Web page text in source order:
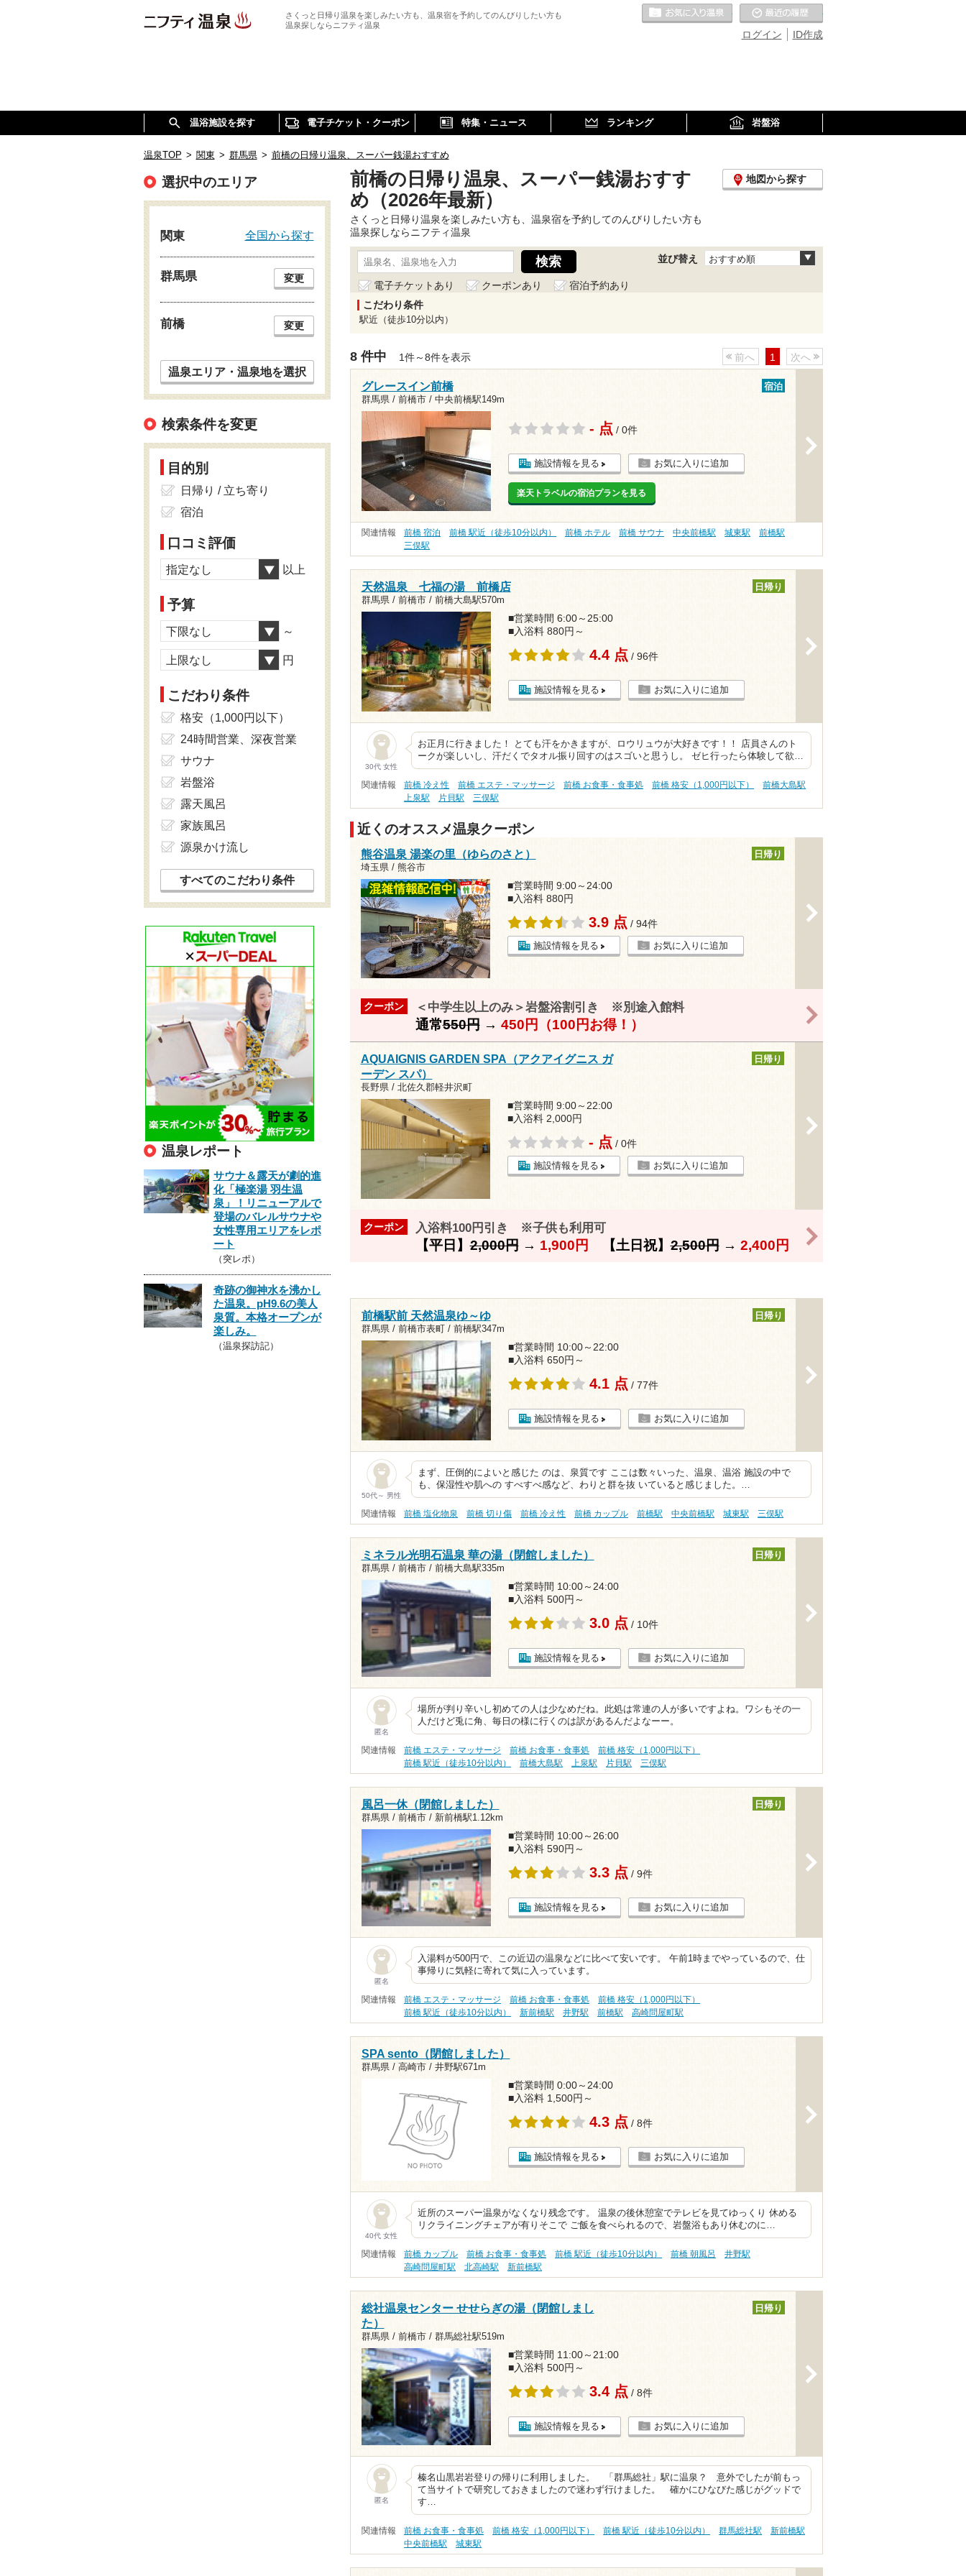
さくっと日帰り温泉を楽しみたい方も、温泉宿を予約してのんびりしたい方も
温泉探しならニフティ温泉
ID作成
ログイン
お気に入りの温泉
温浴施設を探す 電子チケット・クーポン 特集・ニュース ランキング 岩盤浴
温泉TOP > 関東 > 群馬県 > 前橋の日帰り温泉、スーパー銭湯おすすめ
前橋の日帰り温泉、スーパー銭湯おすす
め（2026年最新）
地図から探す
さくっと日帰り温泉を楽しみたい方も、温泉宿を予約してのんびりしたい方も
温泉探しならニフティ温泉
並び替え おすすめ順
電子チケットあり クーポンあり
宿泊予約あり
こだわり条件
駅近（徒歩10分以内）
8 件中 1件～8件を表示 前へ 1 次へ
グレースイン前橋
群馬県 / 前橋市 / 中央前橋駅149m
宿泊
- 点 / 0件
施設情報を見る お気に入りに追加
楽天トラベルの宿泊プランを見る
関連情報 前橋 宿泊 前橋 駅近（徒歩10分以内） 前橋 ホテル 前橋 サウナ 中央前橋駅 城東駅
前橋駅
三俣駅
天然温泉 七福の湯 前橋店
群馬県 / 前橋市 / 前橋大島駅570m
日帰り
■営業時間 6:00～25:00
■入浴料 880円～
4.4 点 / 96件
施設情報を見る お気に入りに追加
30代 女性
お正月に行きました！ とても汗をかきますが、ロウリュウが大好きです！！ 店員さんのト
ークが楽しいし、汗だくでタオル振り回すのはスゴいと思うし。 ゼヒ行ったら体験して欲…
関連情報 前橋 冷え性 前橋 エステ・マッサージ 前橋 お食事・食事処 前橋 格安（1,000円以下）
前橋大島駅
上泉駅
片貝駅 三俣駅
近くのオススメ温泉クーポン
熊谷温泉 湯楽の里（ゆらのさと）
埼玉県 / 熊谷市
日帰り
■営業時間 9:00～24:00
■入浴料 880円
3.9 点 / 94件
施設情報を見る お気に入りに追加
クーポン ＜中学生以上のみ＞岩盤浴割引き ※別途入館料
通常550円→ 450円（100円お得！）
>
AQUAIGNIS GARDEN SPA（アクアイグニス ガ
ーデン スパ）
長野県 / 北佐久郡軽井沢町
日帰り
■営業時間 9:00～22:00
■入浴料 2,000円
- 点 / 0件
施設情報を見る お気に入りに追加
クーポン 入浴料100円引き ※子供も利用可
【平日】2,000円→ 1,900円 【土日祝】2,500円→ 2,400円
前橋駅前 天然温泉ゆ～ゆ
群馬県 / 前橋市表町 / 前橋駅347m
日帰り
■営業時間 10:00～22:00
■入浴料 650円～
4.1 点 / 77件
施設情報を見る お気に入りに追加
50代～ 男性
まず、圧倒的によいと感じた のは、泉質です ここは数々いった、温泉、温浴 施設の中で
も、保湿性や肌への すべすべ感など、わりと群を抜 いていると感じました。…
関連情報 前橋 塩化物泉 前橋 切り傷 前橋 冷え性 前橋 カップル 前橋駅 中央前橋駅 城東駅 三俣駅
ミネラル光明石温泉 華の湯（閉館しました）
群馬県 / 前橋市 / 前橋大島駅335m
日帰り
■営業時間 10:00～24:00
■入浴料 500円～
3.0 点 / 10件
施設情報を見る お気に入りに追加
匿名
場所が判り辛いし初めての人は少なめだね。此処は常連の人が多いですよね。ワシもその一
人だけど兎に角、毎日の様に行くのは訳があるんだよなーー。
関連情報 前橋 エステ・マッサージ 前橋 お食事・食事処
前橋 格安（1,000円以下）
前橋 駅近（徒歩10分以内）
前橋大島駅 上泉駅 片貝駅 三俣駅
風呂一休（閉館しました）
群馬県 / 前橋市 / 新前橋駅1.12km
日帰り
■営業時間 10:00～26:00
■入浴料 590円～
3.3 点 / 9件
施設情報を見る お気に入りに追加
匿名
入湯料が500円で、この近辺の温泉などに比べて安いです。 午前1時までやっているので、仕
事帰りに気軽に寄れて気に入っています。
関連情報 前橋 エステ・マッサージ 前橋 お食事・食事処
前橋 格安（1,000円以下）
前橋 駅近（徒歩10分以内）
新前橋駅 井野駅 前橋駅 高崎問屋町駅
SPA sento（閉館しました）
群馬県 / 高崎市 / 井野駅671m
■営業時間 0:00～24:00
■入浴料 1,500円～
4.3 点 / 8件
施設情報を見る お気に入りに追加
40代 女性
近所のスーパー温泉がなくなり残念です。 温泉の後休憩室でテレビを見てゆっくり 休める
リクライニングチェアが有りそこで ご飯を食べられるので、岩盤浴もあり休むのに…
関連情報 前橋 カップル 前橋 お食事・食事処 前橋 駅近（徒歩10分以内） 前橋 朝風呂
井野駅
高崎問屋町駅
北高崎駅 新前橋駅
総社温泉センター せせらぎの湯（閉館しまし
た）
群馬県 / 前橋市 / 群馬総社駅519m
日帰り
■営業時間 11:00～21:00
■入浴料 500円～
3.4 点 / 8件
施設情報を見る お気に入りに追加
匿名
榛名山黒岩岩登りの帰りに利用しました。 「群馬総社」駅に温泉？ 意外でしたが前もっ
て当サイトで研究しておきましたので迷わず行けました。 確かにひなびた感じがグッドで
す…
関連情報 前橋 お食事・食事処 前橋 格安（1,000円以下） 前橋 駅近（徒歩10分以内） 群馬総社駅
新前橋駅
中央前橋駅
城東駅
選択中のエリア
関東 全国から探す
群馬県 変更
前橋 変更
温泉エリア・温泉地を選択
検索条件を変更
目的別
日帰り / 立ち寄り
宿泊
口コミ評価
指定なし 以上
予算
下限なし ～
上限なし 円
こだわり条件
格安（1,000円以下）
24時間営業、深夜営業
サウナ
岩盤浴
露天風呂
家族風呂
源泉かけ流し
すべてのこだわり条件
温泉レポート
サウナ＆露天が劇的進
化「極楽湯 羽生温
泉」！リニューアルで
登場のバレルサウナや
女性専用エリアをレポ
ート
（突レポ）
奇跡の御神水を沸かし
た温泉。pH9.6の美人
泉質。本格オープンが
楽しみ。
（温泉探訪記）